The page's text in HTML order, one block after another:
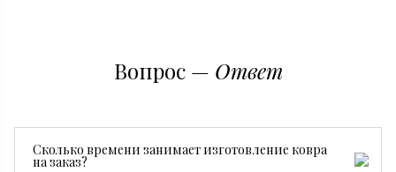
Вопрос — Ответ
Сколько времени занимает изготовление ковра
на заказ?